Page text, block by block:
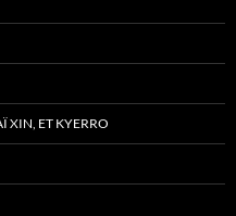
XIN, ET KYERRO